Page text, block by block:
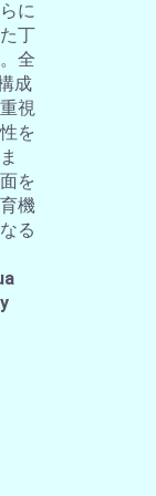
に
丁
全
成
視
を
を
機
る